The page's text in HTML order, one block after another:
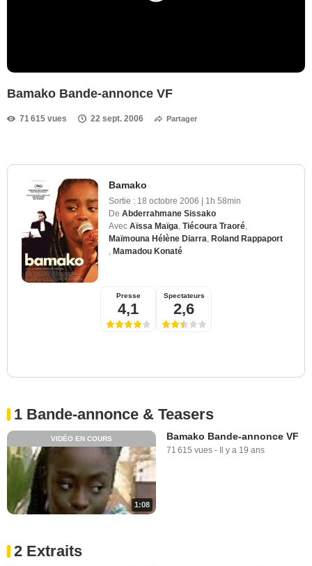
Bamako Bande-annonce VF
71 615 vues 22 sept. 2006 Partager
Bamako
Sortie : 18 octobre 2006 | 1h 58min
De Abderrahmane Sissako
Avec Aïssa Maïga Tiécoura Traoré
Maïmouna Hélène Diarra Roland Rappaport
Mamadou Konaté
Presse
4,1
Spectateurs
2,6
1 Bande-annonce & Teasers
1:08
VIDÉO EN COURS Bamako Bande-annonce VF
71 615 vues - Il y a 19 ans
2 Extraits